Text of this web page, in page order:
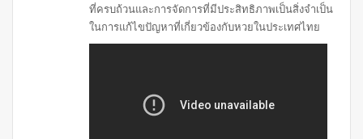
ที่ครบถ้วนและการจัดการที่มีประสิทธิภาพเป็นสิ่งจำเป็น
ในการแก้ไขปัญหาที่เกี่ยวข้องกับหวยในประเทศไทย